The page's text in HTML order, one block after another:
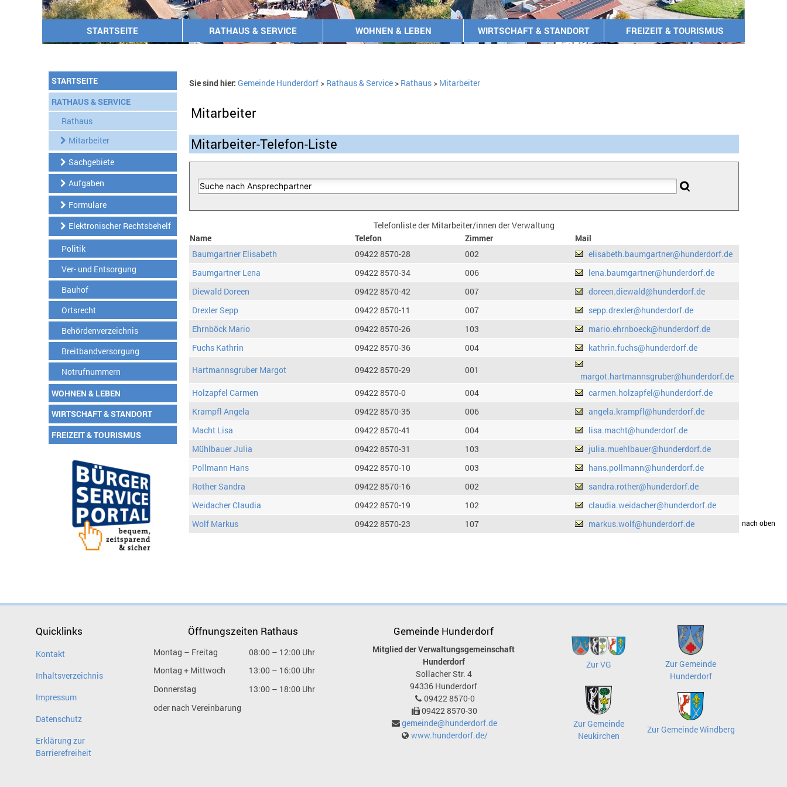
STARTSEITE RATHAUS & SERVICE WOHNEN & LEBEN WIRTSCHAFT & STANDORT FREIZEIT & TOURISMUS
STARTSEITE
RATHAUS & SERVICE
Rathaus
Mitarbeiter
Sachgebiete
Aufgaben
Formulare
Elektronischer Rechtsbehelf
Politik
Ver- und Entsorgung
Bauhof
Ortsrecht
Behördenverzeichnis
Breitbandversorgung
Notrufnummern
WOHNEN & LEBEN
WIRTSCHAFT & STANDORT
FREIZEIT & TOURISMUS
Sie sind hier: Gemeinde Hunderdorf> Rathaus & Service> Rathaus> Mitarbeiter
Mitarbeiter
Mitarbeiter-Telefon-Liste
Telefonliste der Mitarbeiter/innen der Verwaltung
Name
Telefon Zimmer
Mail
Baumgartner Elisabeth
09422 8570-28 002
elisabeth.baumgartner@hunderdorf.de
Baumgartner Lena
09422 8570-34 006
lena.baumgartner@hunderdorf.de
Diewald Doreen
09422 8570-42 007
doreen.diewald@hunderdorf.de
Drexler Sepp
09422 8570-11 007
sepp.drexler@hunderdorf.de
Ehrnböck Mario
09422 8570-26 103
mario.ehrnboeck@hunderdorf.de
Fuchs Kathrin
09422 8570-36 004
kathrin.fuchs@hunderdorf.de
Hartmannsgruber Margot
09422 8570-29 001
margot.hartmannsgruber@hunderdorf.de
Holzapfel Carmen
09422 8570-0 004
carmen.holzapfel@hunderdorf.de
Krampfl Angela
09422 8570-35 006
angela.krampfl@hunderdorf.de
Macht Lisa
09422 8570-41 004
lisa.macht@hunderdorf.de
Mühlbauer Julia
09422 8570-31 103
julia.muehlbauer@hunderdorf.de
Pollmann Hans
09422 8570-10 003
hans.pollmann@hunderdorf.de
Rother Sandra
09422 8570-16 002
sandra.rother@hunderdorf.de
Weidacher Claudia
09422 8570-19 102
claudia.weidacher@hunderdorf.de
Wolf Markus
09422 8570-23 107 markus.wolf@hunderdorf.dedrucken nach oben
Quicklinks
Kontakt
Inhaltsverzeichnis
Impressum
Datenschutz
Erklärung zur
Barrierefreiheit
Öffnungszeiten Rathaus
Montag – Freitag
08:00 – 12:00 Uhr
Montag + Mittwoch
13:00 – 16:00 Uhr
Donnerstag
13:00 – 18:00 Uhr
oder nach Vereinbarung
Gemeinde Hunderdorf
Mitglied der Verwaltungsgemeinschaft
Hunderdorf
Sollacher Str. 4
94336 Hunderdorf
09422 8570-0
09422 8570-30
gemeinde@hunderdorf.de
www.hunderdorf.de/
Zur VG
Zur Gemeinde
Hunderdorf
Zur Gemeinde
Neukirchen
Zur Gemeinde Windberg